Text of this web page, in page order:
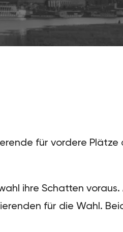
für vordere Plätze
ihre Schatten
für die Wahl.